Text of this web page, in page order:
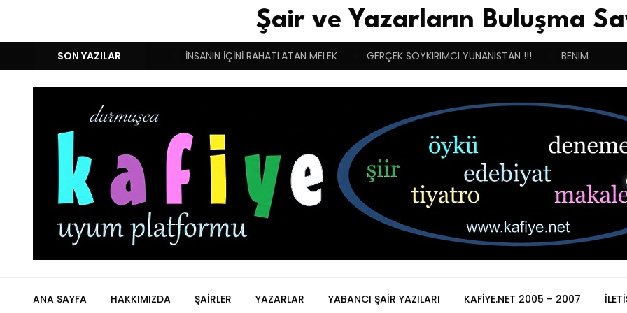
Şair ve Yazarların Buluşma
SON YAZILAR
DUYGULARIN BASARINDIR! İNSANIN İÇİNİ RAHATLATAN MELEK GERÇEK SOYKIRIMCI YUNANISTAN !!! BENIM
ANA SAYFA HAKKIMIZDA ŞAIRLER YAZARLAR YABANCI ŞAIR YAZILARI KAFIYE.NET 2005 – 2007